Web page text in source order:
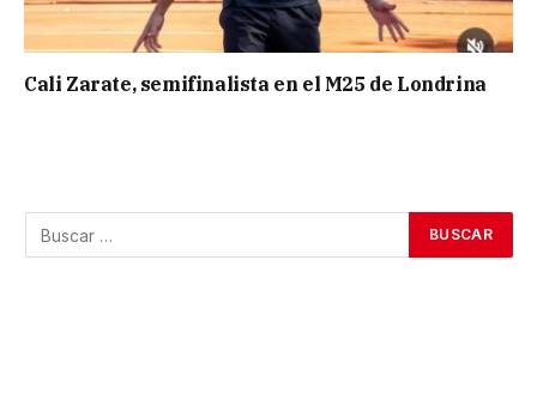
Cali Zarate, semifinalista en el M25 de Londrina